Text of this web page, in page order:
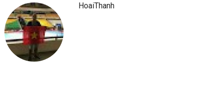
HoaiThanh